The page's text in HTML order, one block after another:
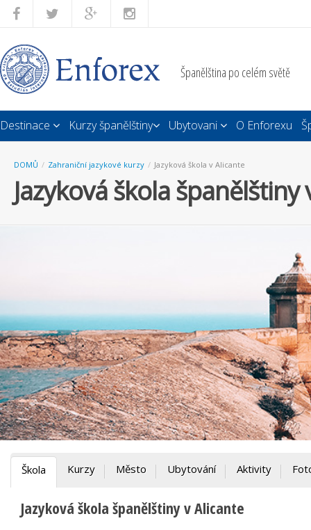
Španělština po celém světě
Destinace Kurzy španělštiny Ubytovani O Enforexu
DOMŮ / Zahraniční jazykové kurzy / Jazyková škola v Alicante
Jazyková škola španělštiny
Škola Kurzy Město Ubytování Aktivity
Jazyková škola španělštiny v Alicante